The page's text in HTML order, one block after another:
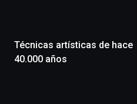
un
festival
Técnicas artísticas de hace
40.000 años